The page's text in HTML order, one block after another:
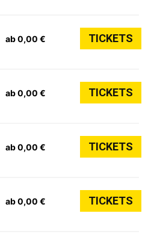
ab 0,00 € TICKETS
ab 0,00 € TICKETS
ab 0,00 € TICKETS
ab 0,00 € TICKETS